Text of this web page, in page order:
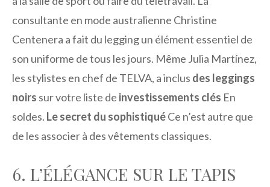
consultante en mode australienne Christine
Centenera a fait du legging un élément essentiel de
son uniforme de tous les jours. Même Julia Martínez,
les stylistes en chef de TELVA, a inclus des leggings
noirs sur votre liste de investissements clés En
soldes. Le secret du sophistiquéCe n’est autre que
de les associer à des vêtements classiques.
6. L’ÉLÉGANCE SUR LE TAPIS